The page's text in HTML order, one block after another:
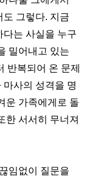
도 그렇다. 지금
다는 사실을 누구
밀어내고 있는
반복되어 온 문제
사의 성격을 명
운 가족에게로 돌
한 서서히 무너져
임없이 질문을